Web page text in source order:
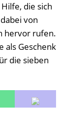
die sich
von
hervor rufen.
als Geschenk
die sieben